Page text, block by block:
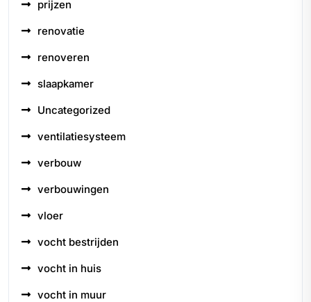
prijzen
renovatie
renoveren
slaapkamer
Uncategorized
ventilatiesysteem
verbouw
verbouwingen
vloer
vocht bestrijden
vocht in huis
vocht in muur